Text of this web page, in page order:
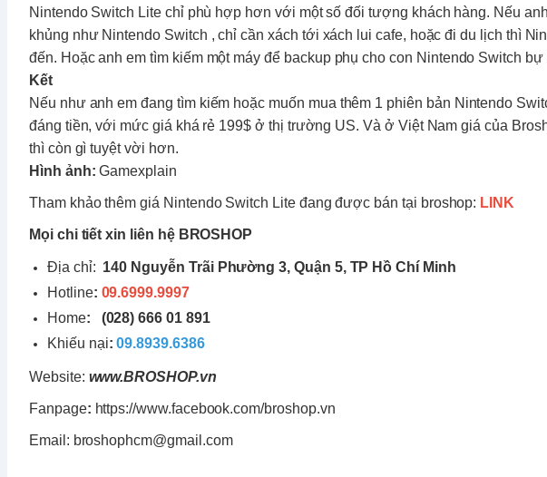
Nintendo Switch Litechỉ phù hợp hơn với một số đối tượng khách hàng. Nếu
khủng như Nintendo Switch , chỉ cần xách tới xách lui cafe, hoặc đi du lịch thì
đến. Hoặc anh em tìm kiếm một máy để backup phụ cho con Nintendo Switch bự
Kết
Nếu như anh em đang tìm kiếm hoặc muốn mua thêm 1 phiên bản Nintendo
đáng tiền, với mức giá khá rẻ 199$ ở thị trường US. Và ở Việt Nam giá của
thì còn gì tuyệt vời hơn.
Hình ảnh: Gamexplain
Tham khảo thêm giá Nintendo Switch Lite đang được bán tại broshop: LINK
Mọi chi tiết xin liên hệ BROSHOP
Địa chỉ: 140 Nguyễn Trãi Phường 3, Quận 5, TP Hồ Chí Minh
Hotline: 09.6999.9997
Home:
(028) 666 01 891
Khiếu nại: 09.8939.6386
Website: www.BROSHOP.vn
Fanpage: https://www.facebook.com/broshop.vn
Email: broshophcm@gmail.com